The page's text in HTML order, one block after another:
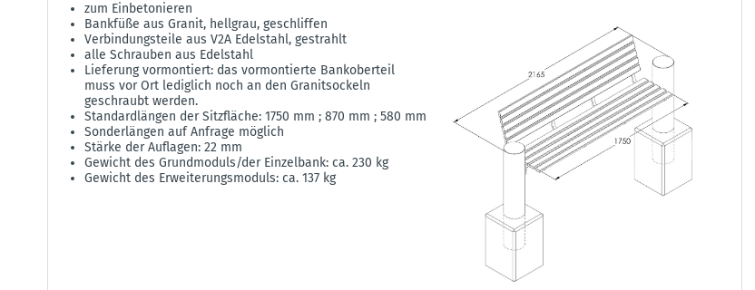
zum Einbetonieren
Bankfüße aus Granit, hellgrau, geschliffen
Verbindungsteile aus V2A Edelstahl, gestrahlt
alle Schrauben aus Edelstahl
Lieferung vormontiert: das vormontierte Bankoberteil
muss vor Ort lediglich noch an den Granitsockeln
geschraubt werden.
Standardlängen der Sitzfläche: 1750 mm ; 870 mm ; 580 mm
Sonderlängen auf Anfrage möglich
Stärke der Auflagen: 22 mm
Gewicht des Grundmoduls/der Einzelbank: ca. 230 kg
Gewicht des Erweiterungsmoduls: ca. 137 kg